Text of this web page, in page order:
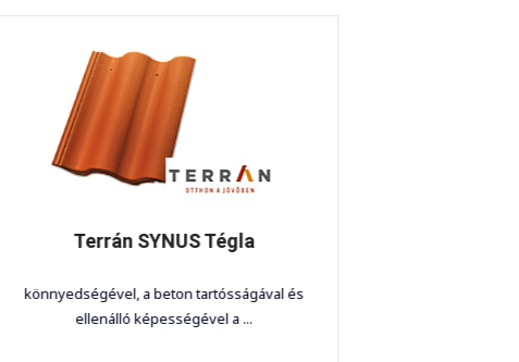
Terrán Generon RED
a terrán generon napelemes tetőcserép a
megszokott szerepeken túl még egy ...